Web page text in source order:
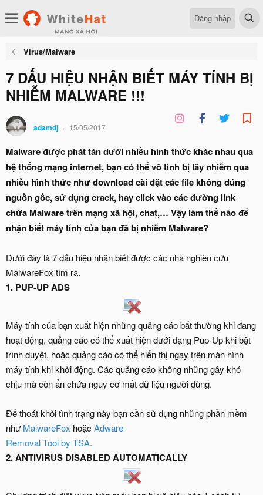
Đăng nhập
Virus/Malware
7 DẤU HIỆU NHẬN BIẾT MÁY TÍNH BỊ
NHIỄM MALWARE !!!
adamdj 15/05/2017
Malware được phát tán dưới nhiều hình thức khác nhau qua
hệ thống mạng internet, bạn có thể vô tình bị lây nhiễm qua
nhiều hình thức như download cài đặt các file không đúng
nguồn gốc, sử dụng crack, hay click vào các đường link
chứa Malware trên mạng xã hội, chat,… Vậy làm thế nào để
nhận biết máy tính của bạn đã bị nhiễm Malware?
Dưới đây là 7 dấu hiệu nhận biết được các nhà nghiên cứu
MalwareFox tìm ra.
1. PUP-UP ADS
Máy tính của bạn xuất hiện những quảng cáo bất thường khi đang
hoạt động, quảng cáo có thể xuất hiện dưới dạng Pup-Up khi bật
trình duyệt, hoặc quảng cáo có thể hiển thị ngay trên màn hình
máy tính khi khởi động. Các quảng cáo không những gây khó
chịu mà còn ẩn chứa nguy cơ mất dữ liệu người dùng.
Để thoát khỏi tình trạng này bạn cần sử dụng những phần mềm
như MalwareFox hoặc Adware
Removal Tool by TSA.
2. ANTIVIRUS DISABLED AUTOMATICALLY